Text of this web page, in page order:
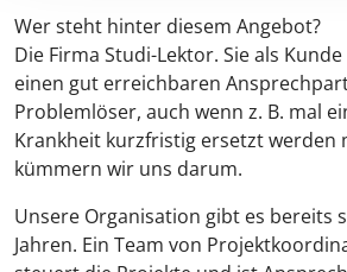
Wer steht hinter diesem Angebot?
Die Firma Studi-Lektor. Sie als
einen gut erreichbaren
Problemlöser, auch wenn z. B. mal
Krankheit kurzfristig ersetzt werden
kümmern wir uns darum.
Unsere Organisation gibt es bereits
Jahren. Ein Team von